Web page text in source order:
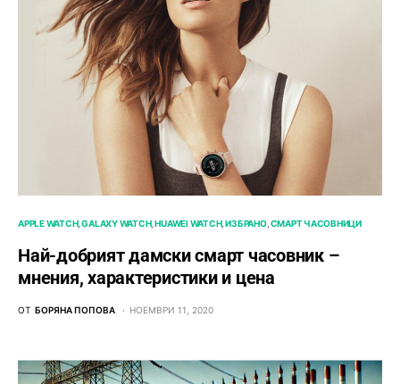
APPLE WATCH GALAXY WATCH HUAWEI WATCH ИЗБРАНО СМАРТ ЧАСОВНИЦИ
Най-добрият дамски смарт часовник –
мнения, характеристики и цена
ОТ БОРЯНА ПОПОВА НОЕМВРИ 11, 2020